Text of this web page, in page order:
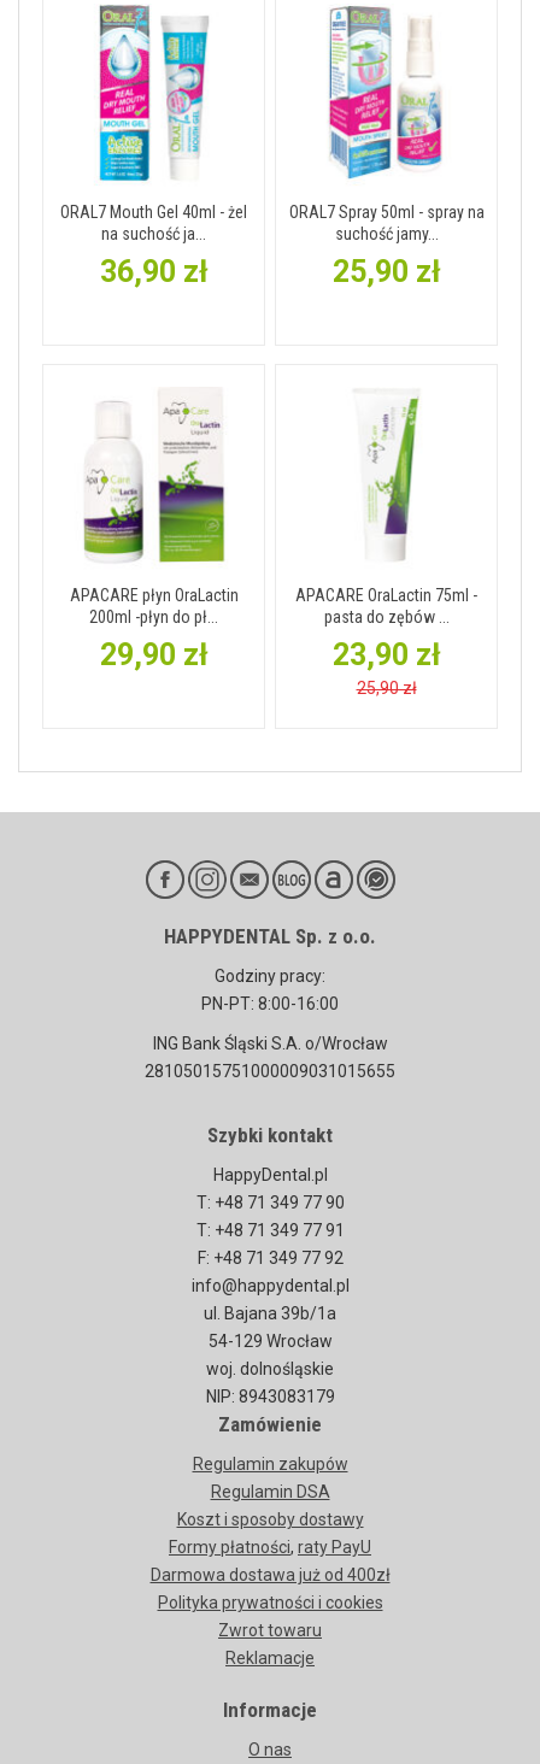
ORAL7 Mouth Gel 40ml - żel
na suchość ja...
36,90 zł
ORAL7 Spray 50ml - spray na
suchość jamy...
25,90 zł
APACARE płyn OraLactin
200ml -płyn do pł...
29,90 zł
APACARE OraLactin 75ml -
pasta do zębów ...
23,90 zł
25,90 zł
HAPPYDENTAL Sp. z o.o.
Godziny pracy:
PN-PT: 8:00-16:00
ING Bank Śląski S.A. o/Wrocław
28105015751000009031015655
Szybki kontakt
HappyDental.pl
T: +48 71 349 77 90
T: +48 71 349 77 91
F: +48 71 349 77 92
info@happydental.pl
ul. Bajana 39b/1a
54-129 Wrocław
woj. dolnośląskie
NIP: 8943083179
Zamówienie
Regulamin zakupów
Regulamin DSA
Koszt i sposoby dostawy
Formy płatności, raty PayU
Darmowa dostawa już od 400zł
Polityka prywatności i cookies
Zwrot towaru
Reklamacje
Informacje
O nas